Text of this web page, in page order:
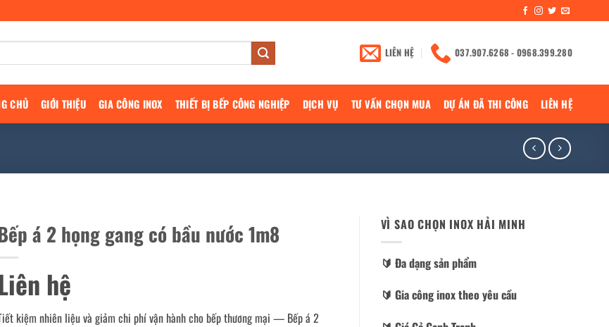
LIÊN HỆ 037.907.6268 - 0968.399.280
CHỦ GIỚI THIỆU GIA CÔNG INOX THIẾT BỊ BẾP CÔNG NGHIỆP DỊCH VỤ TƯ VẤN CHỌN MUA DỰ ÁN ĐÃ THI CÔNG LIÊN HỆ
á 2 họng gang có bầu nước 1m8
hệ
kiệm nhiên liệu và giảm chi phí vận hành cho bếp thương mại — Bếp á 2
VÌ SAO CHỌN INOX HẢI MINH
🔰️ Đa dạng sản phẩm
🔰️ Gia công inox theo yêu cầu